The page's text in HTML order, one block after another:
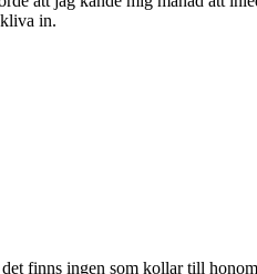
in.
finns ingen som kollar till